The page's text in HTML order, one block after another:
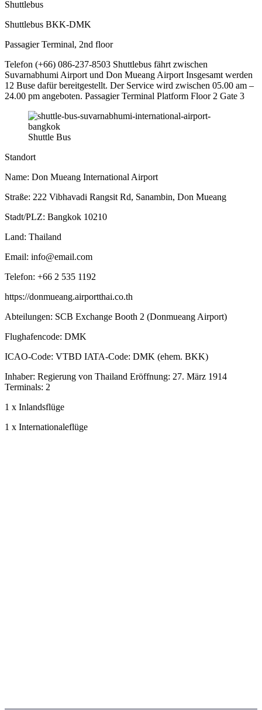
Shuttlebus
Shuttlebus BKK-DMK
Passagier Terminal, 2nd floor
Telefon (+66) 086-237-8503 Shuttlebus fährt zwischen
Suvarnabhumi Airport und Don Mueang Airport Insgesamt werden
12 Buse dafür bereitgestellt. Der Service wird zwischen 05.00 am –
24.00 pm angeboten. Passagier Terminal Platform Floor 2 Gate 3
Shuttle Bus
Standort
Name: Don Mueang International Airport
Straße: 222 Vibhavadi Rangsit Rd, Sanambin, Don Mueang
Stadt/PLZ: Bangkok 10210
Land: Thailand
Email: info@email.com
Telefon: +66 2 535 1192
https://donmueang.airportthai.co.th
Abteilungen: SCB Exchange Booth 2 (Donmueang Airport)
Flughafencode: DMK
ICAO-Code: VTBD IATA-Code: DMK (ehem. BKK)
Inhaber: Regierung von Thailand Eröffnung: 27. März 1914
Terminals: 2
1 x Inlandsflüge
1 x Internationaleflüge